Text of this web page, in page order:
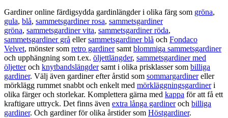
Gardiner online färdigsydda gardinlängder i olika färg som gröna,
gula, blå, sammetsgardiner rosa, sammetsgardiner
gröna, sammetsgardiner vita, sammetsgardiner röda,
sammetsgardiner grå ellersammetsgardiner blå och Fondaco
Velvet, mönster som retro gardinersamt blommiga sammetsgardiner
och upphängning som t.ex. öljettlängder, sammetsgardiner med
öljetteroch knytbandslängdersamt i olika prisklasser som billiga
gardiner. Välj även gardiner efter årstid som sommargardinereller
mörklägg rummet snabbt och enkelt med mörkläggningsgardineri
olika färger och storlekar. Komplettera gärna med kappa för att få ett
kraftigare uttryck. Det finns även extra långa gardineroch billiga
gardiner. Och gardiner för olika årstider som Höstgardiner.